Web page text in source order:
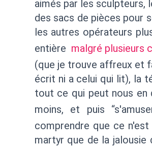
aimés par les sculpteurs,
des sacs de pièces pour
les autres opérateurs
entière malgré plusieurs
(que je trouve affreux et
écrit ni a celui qui lit), la
tout ce qui peut nous
moins, et puis
comprendre que ce
martyr que de la jalousie